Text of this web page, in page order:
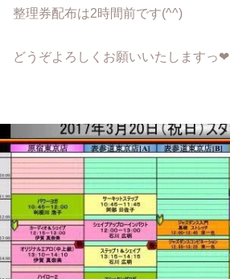
整理券配布は2時間前です(^^)
どうぞよろしくお願いいたしますっ❤︎